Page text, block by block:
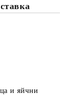
и яйчни